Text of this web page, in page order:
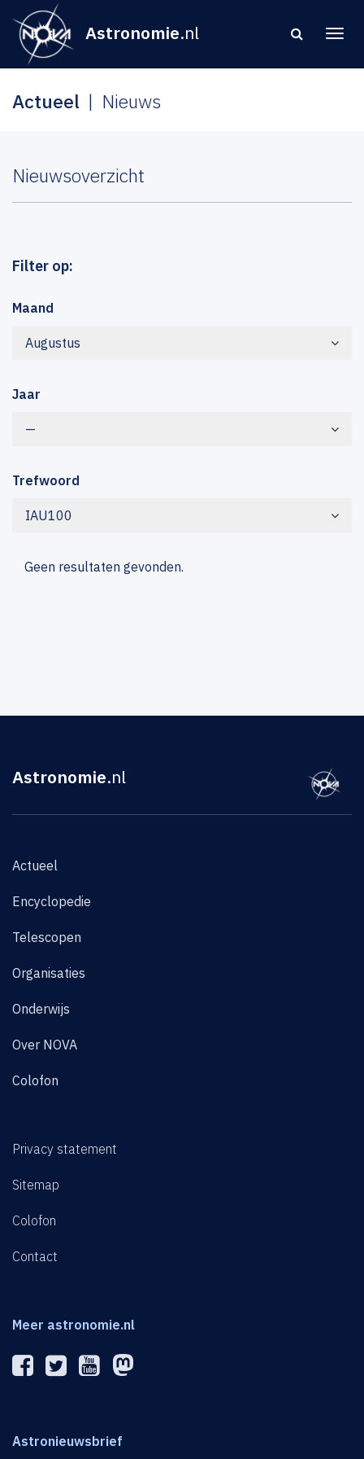
Astronomie.nl
Actueel Nieuws
Nieuwsoverzicht
Filter op:
Maand
Augustus
Jaar
—
Trefwoord
IAU100
Geen resultaten gevonden.
Astronomie.nl
Actueel
Encyclopedie
Telescopen
Organisaties
Onderwijs
Over NOVA
Colofon
Privacy statement
Sitemap
Colofon
Contact
Meer astronomie.nl
Astronieuwsbrief